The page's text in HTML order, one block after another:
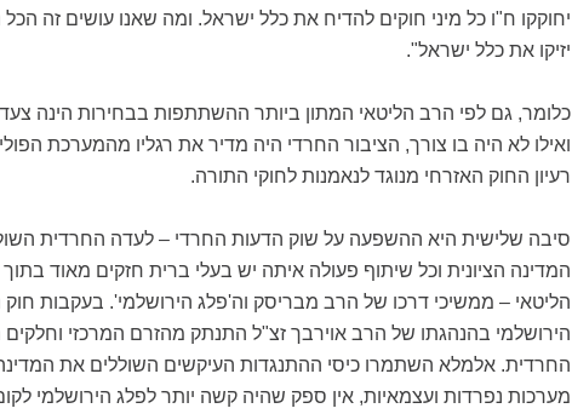
יחוקקו ח"ו כל מיני חוקים להדיח את כלל ישראל. ומה שאנו עושים זה
יזיקו את כלל ישראל".
כלומר, גם לפי הרב הליטאי המתון ביותר ההשתתפות בבחירות הינה צעד
ואילו לא היה בו צורך, הציבור החרדי היה מדיר את רגליו מהמערכת
רעיון החוק האזרחי מנוגד לנאמנות לחוקי התורה.
סיבה שלישית היא ההשפעה על שוק הדעות החרדי – לעדה החרדית
המדינה הציונית וכל שיתוף פעולה איתה יש בעלי ברית חזקים מאוד
הליטאי – ממשיכי דרכו של הרב מבריסק וה'פלג הירושלמי'. בעקבות חוק
הירושלמי בהנהגתו של הרב אוירבך זצ"ל התנתק מהזרם המרכזי
החרדית. אלמלא השתמרו כיסי ההתנגדות העיקשים השוללים את המדינה
מערכות נפרדות ועצמאיות, אין ספק שהיה קשה יותר לפלג הירושלמי